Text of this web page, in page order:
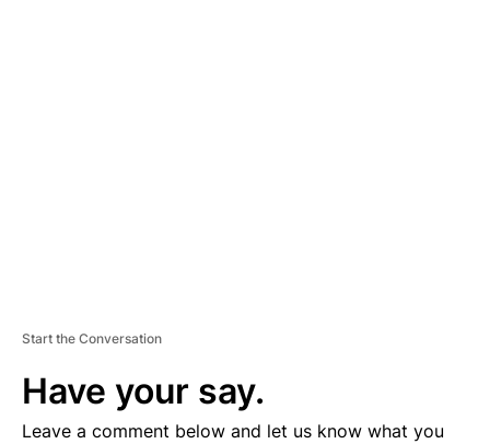
Start the Conversation
Have your say.
Leave a comment below and let us know what you